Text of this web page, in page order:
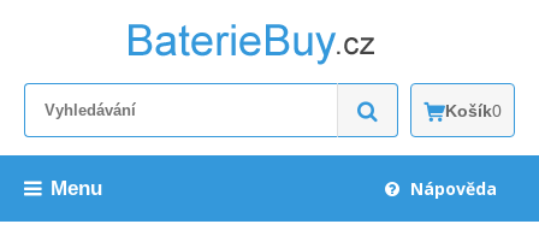
Košík0
Menu Nápověda